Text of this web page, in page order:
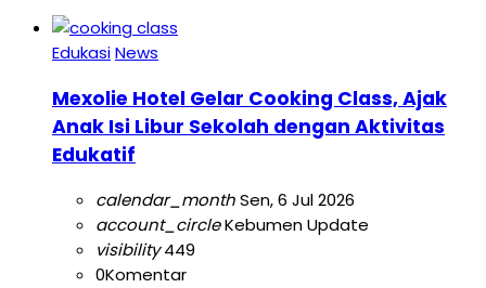
EdukasiNews
Mexolie Hotel Gelar Cooking Class, Ajak
Anak Isi Libur Sekolah dengan Aktivitas
Edukatif
calendar_monthSen, 6 Jul 2026
account_circleKebumen Update
visibility449
0Komentar